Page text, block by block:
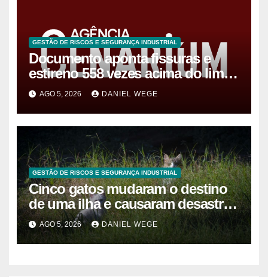
GESTÃO DE RISCOS E SEGURANÇA INDUSTRIAL
Documento aponta fissuras e
estireno 558 vezes acima do limite
após vazamento em Manaus
AGO 5, 2026 DANIEL WEGE
GESTÃO DE RISCOS E SEGURANÇA INDUSTRIAL
Cinco gatos mudaram o destino
de uma ilha e causaram desastre
ambiental de R$ 127 milhões
AGO 5, 2026 DANIEL WEGE